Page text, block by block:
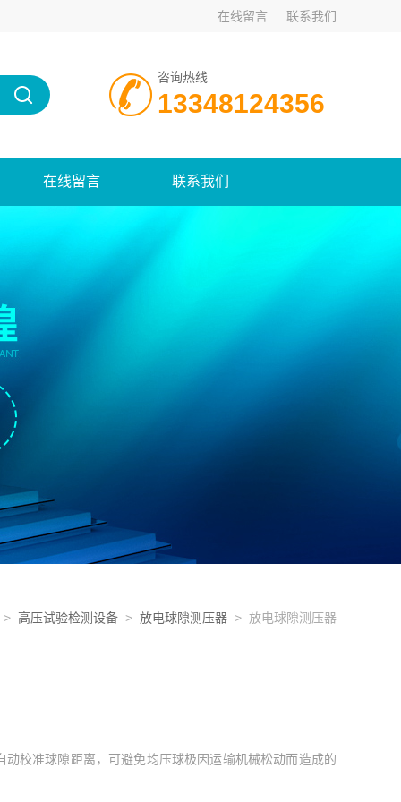
在线留言 联系我们
咨询热线
13348124356
在线留言 联系我们
高压试验检测设备 > 放电球隙测压器 > 放电球隙测压器
校准球隙距离，可避免均压球极因运输机械松动而造成的